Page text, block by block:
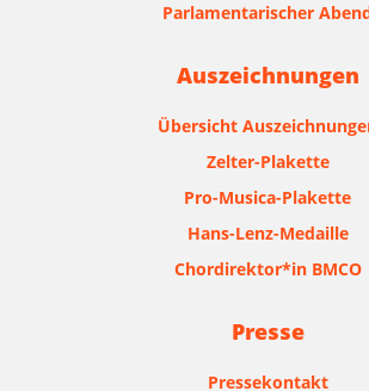
Parlamentarischer
Auszeichnungen
Übersicht
Zelter-Plakette
Pro-Musica-Plakette
Hans-Lenz-Medaille
Chordirektor*in BMCO
Presse
Pressekontakt